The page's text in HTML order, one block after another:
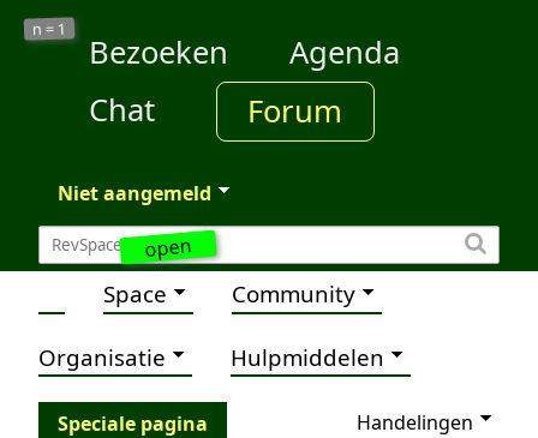
open
n = 1
Bezoeken
Agenda
Chat
Forum
Niet aangemeld
Space Community
Organisatie Hulpmiddelen
Speciale pagina Handelingen